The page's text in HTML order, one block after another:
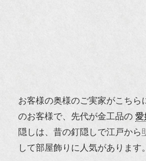
お客様の奥様のご実家がこち
のお客様で、先代が金工品の 愛
隠しは、昔の釘隠しで江戸から
して部屋飾りに人気があります。